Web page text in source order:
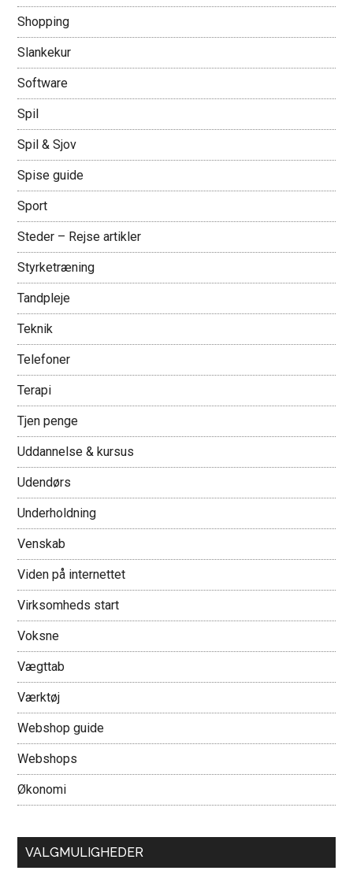
Shopping
Slankekur
Software
Spil
Spil & Sjov
Spise guide
Sport
Steder – Rejse artikler
Styrketræning
Tandpleje
Teknik
Telefoner
Terapi
Tjen penge
Uddannelse & kursus
Udendørs
Underholdning
Venskab
Viden på internettet
Virksomheds start
Voksne
Vægttab
Værktøj
Webshop guide
Webshops
Økonomi
VALGMULIGHEDER